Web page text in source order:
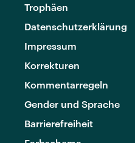
Trophäen
Datenschutzerklärung
Impressum
Korrekturen
Kommentarregeln
Gender und Sprache
Barrierefreiheit